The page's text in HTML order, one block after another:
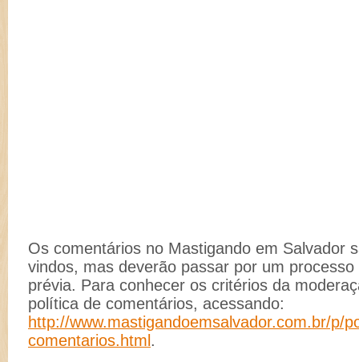
Os comentários no Mastigando em Salvador
vindos, mas deverão passar por um
prévia. Para conhecer os critérios da
política de comentários, acessando:
http://www.mastigandoemsalvador.com.br/p/
comentarios.html .